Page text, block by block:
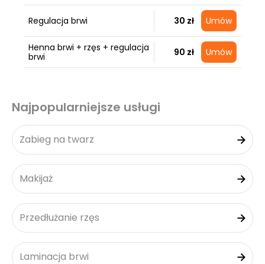
Regulacja brwi 30 zł Umów
Henna brwi + rzęs + regulacja
brwi
90 zł Umów
Najpopularniejsze usługi
Zabieg na twarz
Makijaż
Przedłużanie rzęs
Laminacja brwi